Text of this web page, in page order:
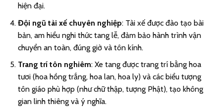
hiện đại.
Đội ngũ tài xế chuyên nghiệp: Tài xế được đào tạo bài
bản, am hiểu nghi thức tang lễ, đảm bảo hành trình vận
chuyển an toàn, đúng giờ và tôn kính.
Trang trí tôn nghiêm: Xe tang được trang trí bằng hoa
tươi (hoa hồng trắng, hoa lan, hoa ly) và các biểu tượng
tôn giáo phù hợp (như chữ thập, tượng Phật), tạo không
gian linh thiêng và ý nghĩa.